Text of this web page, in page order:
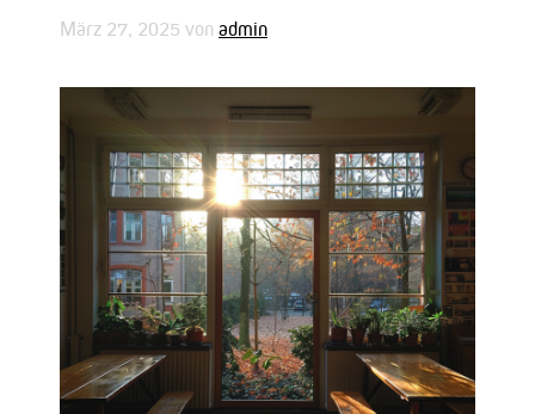
März 27, 2025 von admin